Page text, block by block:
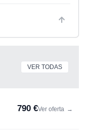
VER TODAS
790 €Ver oferta →